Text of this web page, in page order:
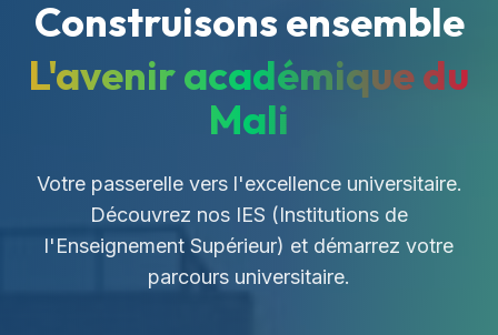
Construisons ensemble
L'avenir académique du
Mali
Votre passerelle vers l'excellence universitaire.
Découvrez nos IES (Institutions de
l'Enseignement Supérieur) et démarrez votre
parcours universitaire.